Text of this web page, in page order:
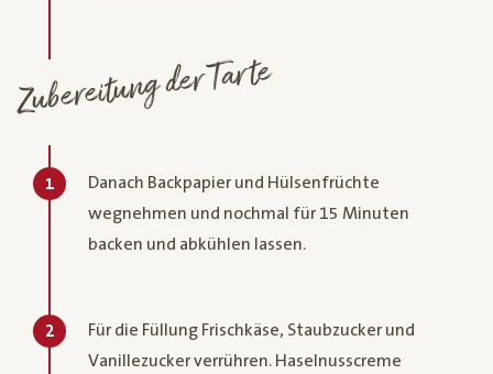
Zubereitung der Tarte
1
Danach Backpapier und Hülsenfrüchte
wegnehmen und nochmal für 15 Minuten
backen und abkühlen lassen.
2
Für die Füllung Frischkäse, Staubzucker und
Vanillezucker verrühren. Haselnusscreme